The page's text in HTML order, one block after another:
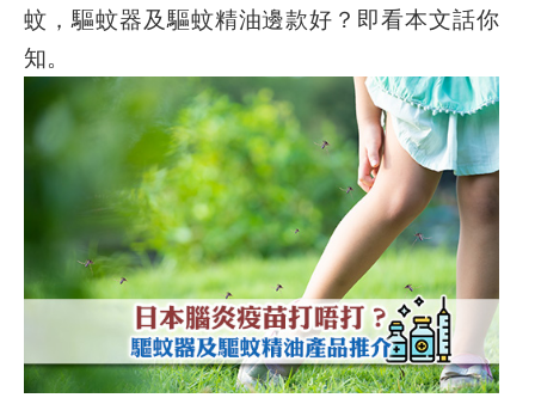
蚊，驅蚊器及驅蚊精油邊款好？即看本文話你
知。